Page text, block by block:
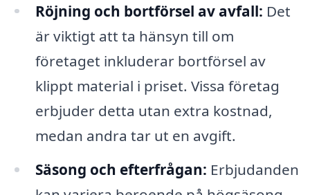
Röjning och bortförsel av avfall: Det
är viktigt att ta hänsyn till om
företaget inkluderar bortförsel av
klippt material i priset. Vissa företag
erbjuder detta utan extra kostnad,
medan andra tar ut en avgift.
Säsong och efterfrågan: Erbjudanden